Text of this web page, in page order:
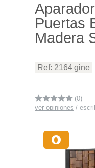
Puertas
Madera
Ref: 2164 gine
(0)
ver opiniones /